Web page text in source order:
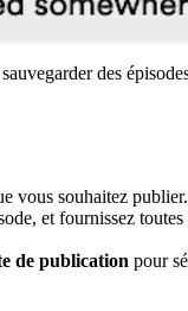
des
vous souhaitez publier.
et fournissez toutes
de publication pour